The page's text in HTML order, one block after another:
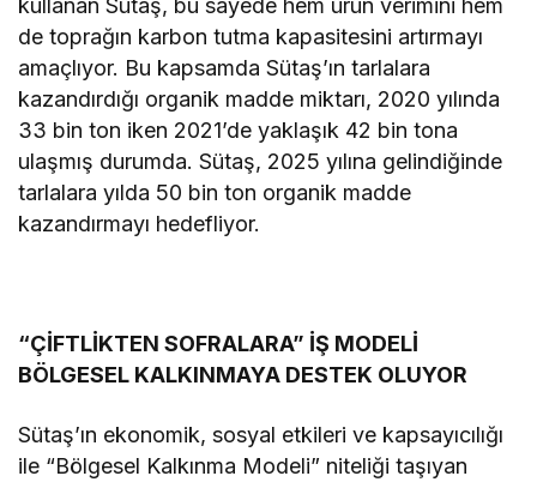
de toprağın karbon tutma kapasitesini artırmayı
amaçlıyor. Bu kapsamda Sütaş’ın tarlalara
kazandırdığı organik madde miktarı, 2020 yılında
33 bin ton iken 2021’de yaklaşık 42 bin tona
ulaşmış durumda. Sütaş, 2025 yılına gelindiğinde
tarlalara yılda 50 bin ton organik madde
kazandırmayı hedefliyor.
“ÇİFTLİKTEN SOFRALARA” İŞ MODELİ
BÖLGESEL KALKINMAYA DESTEK OLUYOR
Sütaş’ın ekonomik, sosyal etkileri ve kapsayıcılığı
ile “Bölgesel Kalkınma Modeli” niteliği taşıyan